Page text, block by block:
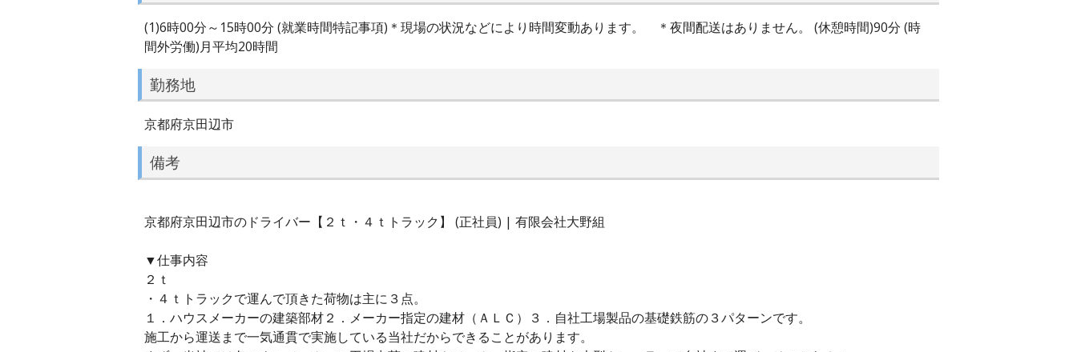
(1)6時00分～15時00分 (就業時間特記事項)＊現場の状況などにより時間変動あります。 ＊夜間配送はありません。 (休憩時間)90分 (時
間外労働)月平均20時間
勤務地
京都府京田辺市
備考
京都府京田辺市のドライバー【２ｔ・４ｔトラック】 (正社員) | 有限会社大野組
▼仕事内容
２ｔ
・４ｔトラックで運んで頂きた荷物は主に３点。
１．ハウスメーカーの建築部材２．メーカー指定の建材（ＡＬＣ）３．自社工場製品の基礎鉄筋の３パターンです。
施工から運送まで一気通貫で実施している当社だからできることがあります。